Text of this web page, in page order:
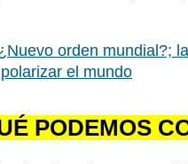
orden mundial?;
el mundo
PODEMOS